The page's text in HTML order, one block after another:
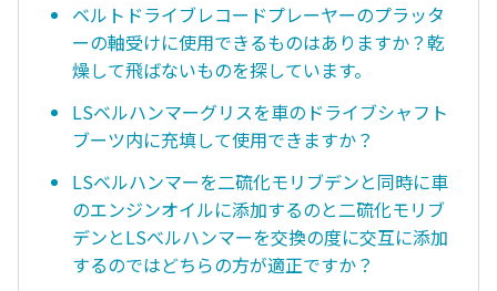
ベルトドライブレコードプレーヤーのプラッタ
ーの軸受けに使用できるものはありますか？乾
燥して飛ばないものを探しています。
LSベルハンマーグリスを車のドライブシャフト
ブーツ内に充填して使用できますか？
LSベルハンマーを二硫化モリブデンと同時に車
のエンジンオイルに添加するのと二硫化モリブ
デンとLSべルハンマーを交換の度に交互に添加
するのではどちらの方が適正ですか？